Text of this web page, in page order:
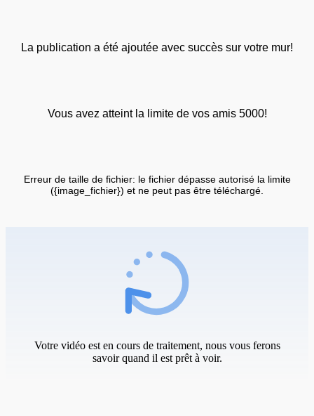
La publication a été ajoutée avec succès sur votre mur!
Vous avez atteint la limite de vos amis 5000!
Erreur de taille de fichier: le fichier dépasse autorisé la limite
({image_fichier}) et ne peut pas être téléchargé.
Votre vidéo est en cours de traitement, nous vous ferons
savoir quand il est prêt à voir.